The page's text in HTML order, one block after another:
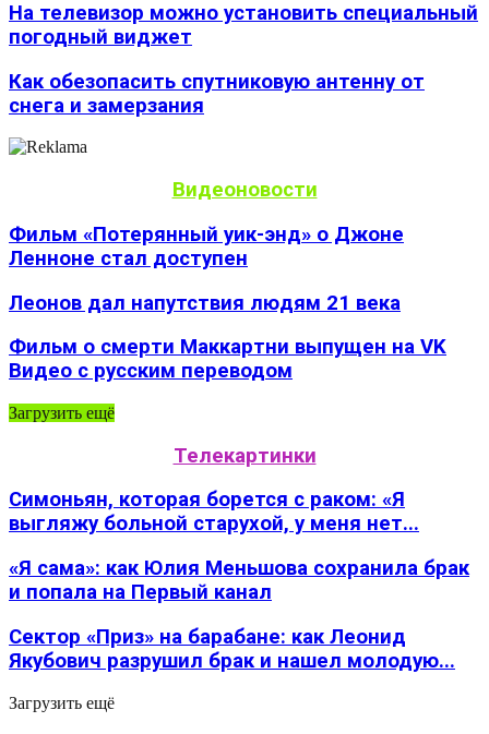
На телевизор можно установить специальный
погодный виджет
Как обезопасить спутниковую антенну от
снега и замерзания
Видеоновости
Фильм «Потерянный уик-энд» о Джоне
Ленноне стал доступен
Леонов дал напутствия людям 21 века
Фильм о смерти Маккартни выпущен на VK
Видео с русским переводом
Загрузить ещё
Телекартинки
Симоньян, которая борется с раком: «Я
выгляжу больной старухой, у меня нет...
«Я сама»: как Юлия Меньшова сохранила брак
и попала на Первый канал
Сектор «Приз» на барабане: как Леонид
Якубович разрушил брак и нашел молодую...
Загрузить ещё